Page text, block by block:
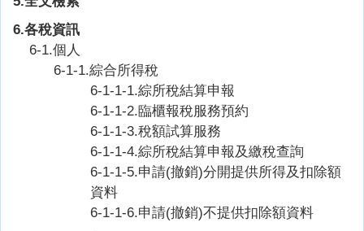
6.各稅資訊
6-1.個人
6-1-1.綜合所得稅
6-1-1-1.綜所稅結算申報
6-1-1-2.臨櫃報稅服務預約
6-1-1-3.稅額試算服務
6-1-1-4.綜所稅結算申報及繳稅查詢
6-1-1-5.申請(撤銷)分開提供所得及扣除額
資料
6-1-1-6.申請(撤銷)不提供扣除額資料